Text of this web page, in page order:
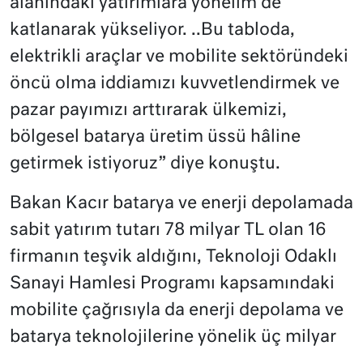
alanındaki yatırımlara yönelim de
katlanarak yükseliyor. ..Bu tabloda,
elektrikli araçlar ve mobilite sektöründeki
öncü olma iddiamızı kuvvetlendirmek ve
pazar payımızı arttırarak ülkemizi,
bölgesel batarya üretim üssü hâline
getirmek istiyoruz” diye konuştu.
Bakan Kacır batarya ve enerji depolamada
sabit yatırım tutarı 78 milyar TL olan 16
firmanın teşvik aldığını, Teknoloji Odaklı
Sanayi Hamlesi Programı kapsamındaki
mobilite çağrısıyla da enerji depolama ve
batarya teknolojilerine yönelik üç milyar